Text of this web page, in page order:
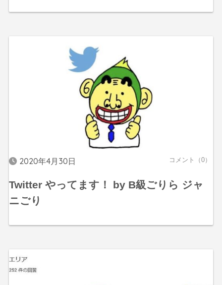
2020年4月30日 コメント（0）
Twitter やってます！ by B級ごりら ジャ
ニごり